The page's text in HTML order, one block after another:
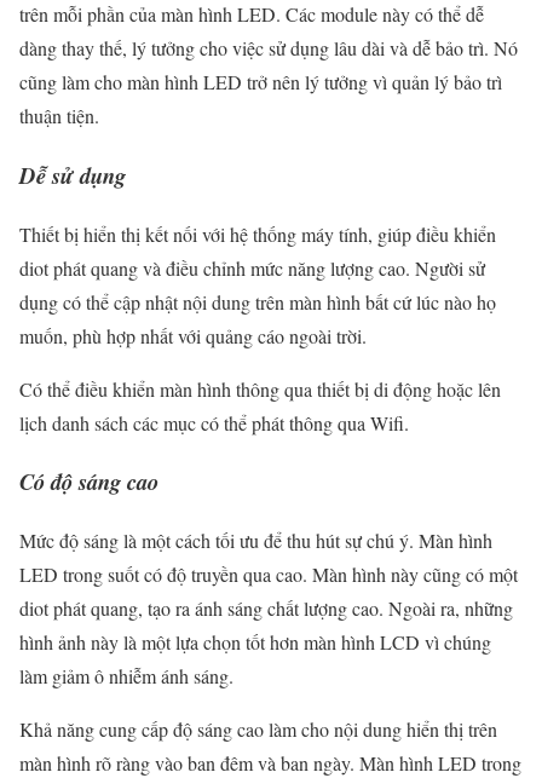
trên mỗi phần của màn hình LED. Các module này có thể dễ
dàng thay thế, lý tưởng cho việc sử dụng lâu dài và dễ bảo trì. Nó
cũng làm cho màn hình LED trở nên lý tưởng vì quản lý bảo trì
thuận tiện.
Dễ sử dụng
Thiết bị hiển thị kết nối với hệ thống máy tính, giúp điều khiển
diot phát quang và điều chỉnh mức năng lượng cao. Người sử
dụng có thể cập nhật nội dung trên màn hình bất cứ lúc nào họ
muốn, phù hợp nhất với quảng cáo ngoài trời.
Có thể điều khiển màn hình thông qua thiết bị di động hoặc lên
lịch danh sách các mục có thể phát thông qua Wifi.
Có độ sáng cao
Mức độ sáng là một cách tối ưu để thu hút sự chú ý. Màn hình
LED trong suốt có độ truyền qua cao. Màn hình này cũng có một
diot phát quang, tạo ra ánh sáng chất lượng cao. Ngoài ra, những
hình ảnh này là một lựa chọn tốt hơn màn hình LCD vì chúng
làm giảm ô nhiễm ánh sáng.
Khả năng cung cấp độ sáng cao làm cho nội dung hiển thị trên
màn hình rõ ràng vào ban đêm và ban ngày. Màn hình LED trong